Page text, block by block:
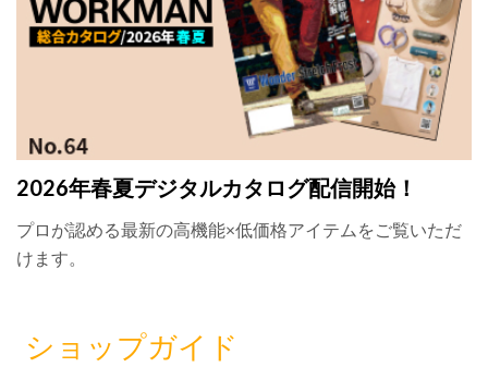
2026年春夏デジタルカタログ配信開始！
プロが認める最新の高機能×低価格アイテムをご覧いただ
けます。
ショップガイド